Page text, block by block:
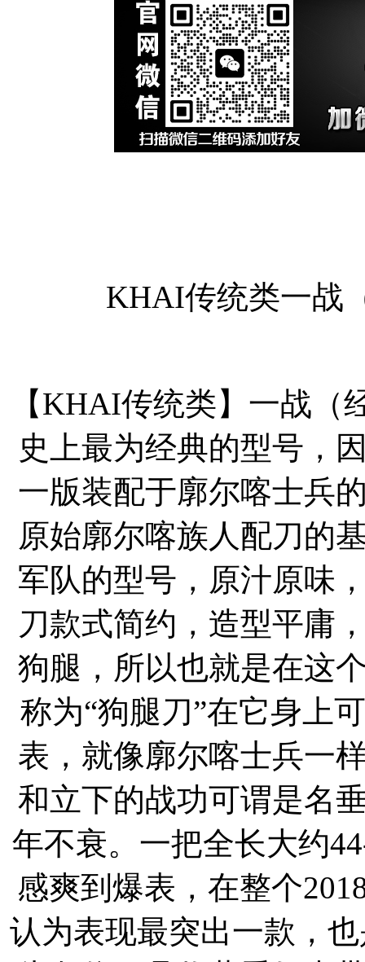
KHAI传统类一战
【KHAI传统类】一战（
史上最为经典的型号，
一版装配于廓尔喀士兵
原始廓尔喀族人配刀的
军队的型号，原汁原味
刀款式简约，造型平庸
狗腿，所以也就是在这
称为“狗腿刀”在它身上
表，就像廓尔喀士兵一
和立下的战功可谓是名
年不衰。一把全长大约
感爽到爆表，在整个
认为表现最突出一款，